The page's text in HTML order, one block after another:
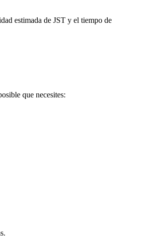
estimada de JST y el tiempo de
que necesites: